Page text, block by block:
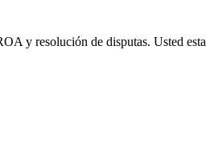
y resolución de disputas. Usted